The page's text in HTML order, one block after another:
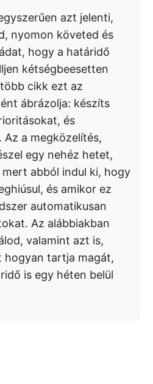
azt jelenti,
nyomon követed és
hogy a határidő
kétségbeesetten
cikk ezt az
ábrázolja: készíts
és
a megközelítés,
egy nehéz hetet,
abból indul ki, hogy
és amikor ez
automatikusan
Az alábbiakban
valamint azt is,
hogyan tartja magát,
is egy héten belül